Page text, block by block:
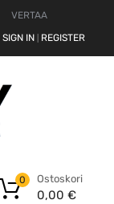
VERTAA
SIGN IN REGISTER
Ostoskori
0,00 €
0